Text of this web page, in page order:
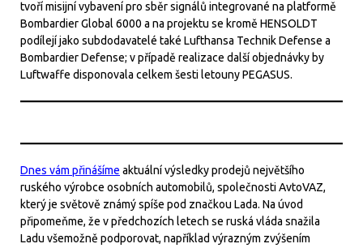
tvoří misijní vybavení pro sběr signálů integrované na platformě
Bombardier Global 6000 a na projektu se kromě HENSOLDT
podílejí jako subdodavatelé také Lufthansa Technik Defense a
Bombardier Defense; v případě realizace další objednávky by
Luftwaffe disponovala celkem šesti letouny PEGASUS.
Dnes vám přinášíme aktuální výsledky prodejů největšího
ruského výrobce osobních automobilů, společnosti AvtoVAZ,
který je světově známý spíše pod značkou Lada. Na úvod
připomeňme, že v předchozích letech se ruská vláda snažila
Ladu všemožně podporovat, například výrazným zvýšením